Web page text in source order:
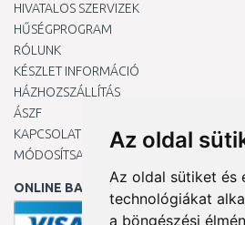
Az oldal
Az oldal sütiket és
technológiákat
a böngészési
HIVATALOS SZERVIZEK
HŰSÉGPROGRAM
RÓLUNK
KÉSZLET INFORMÁCIÓ
HÁZHOZSZÁLLÍTÁS
ÁSZF
KAPCSOLAT
MÓDOSÍTSA A COOKIE-BEÁLLÍTÁSAIMAT
ONLINE BANKKÁRTYÁVAL